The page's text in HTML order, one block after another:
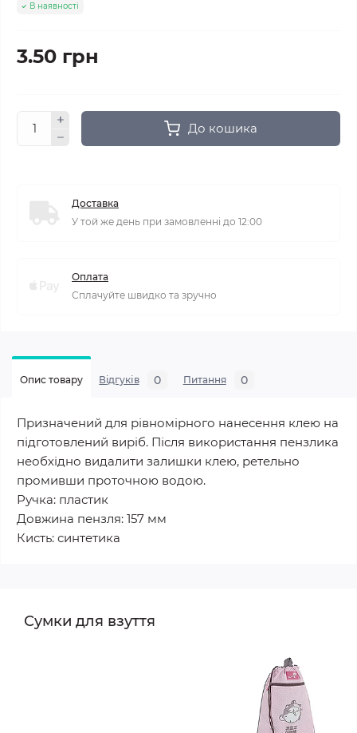
В наявності
3.50 грн
До кошика
Доставка
У той же день при замовленні до 12:00
Оплата
Сплачуйте швидко та зручно
Опис товару Відгуків 0 Питання 0
Призначений для рівномірного нанесення клею на
підготовлений виріб. Після використання пензлика
необхідно видалити залишки клею, ретельно
промивши проточною водою.
Ручка: пластик
Довжина пензля: 157 мм
Кисть: синтетика
Сумки для взуття